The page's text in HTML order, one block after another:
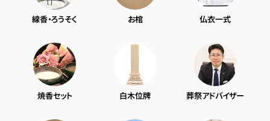
線香・ろうそく お棺 仏衣一式
焼香セット 白木位牌 葬祭アドバイザー